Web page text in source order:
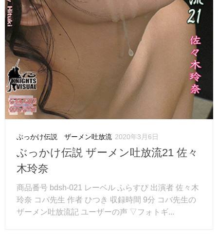
ぶっかけ伝説 ザーメン吐放流 2020年3月6日
ぶっかけ伝説 ザーメン吐放流21 佐々
木玲奈
商品番号 bdsh-021 レーベル ふらすぴ 出演者 佐々木
玲奈 コバ先生 作者 ひつき 収録時間 9分 コバ先生の
ザーメン吐放流記 ユーザーの声 ▽フォトギ...